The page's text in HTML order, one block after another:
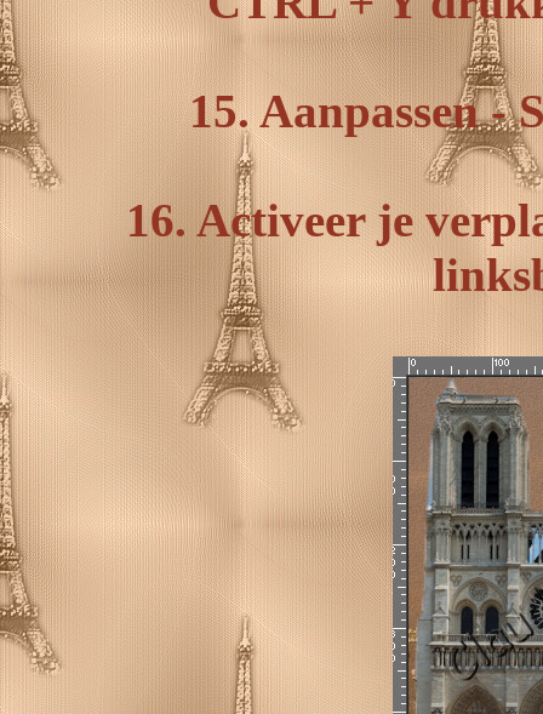
15. Aanpassen -
16. Activeer je